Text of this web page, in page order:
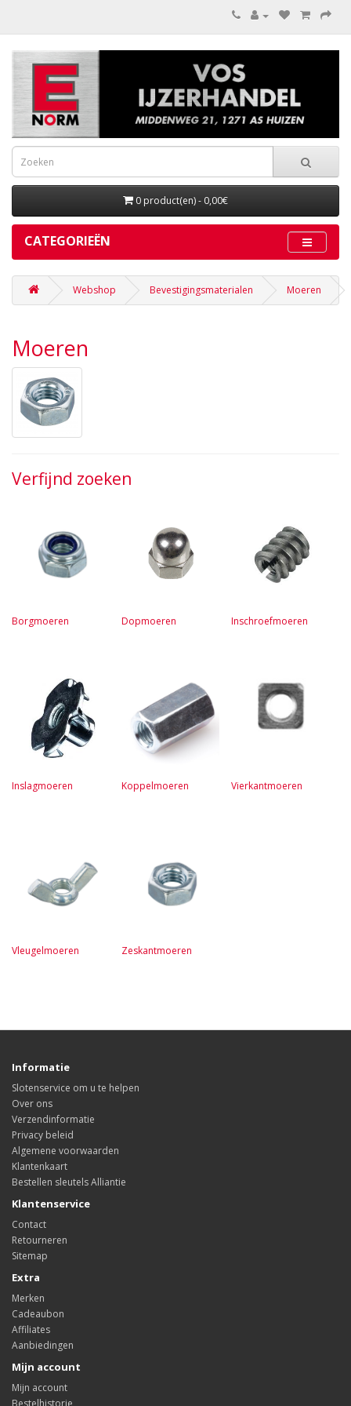
0 product(en) - 0,00€
CATEGORIEËN
Webshop Bevestigingsmaterialen Moeren
Moeren
Verfijnd zoeken
Borgmoeren Dopmoeren Inschroefmoeren
Inslagmoeren Koppelmoeren Vierkantmoeren
Vleugelmoeren Zeskantmoeren
Informatie
Slotenservice om u te helpen
Over ons
Verzendinformatie
Privacy beleid
Algemene voorwaarden
Klantenkaart
Bestellen sleutels Alliantie
Klantenservice
Contact
Retourneren
Sitemap
Extra
Merken
Cadeaubon
Affiliates
Aanbiedingen
Mijn account
Mijn account
Bestelhistorie